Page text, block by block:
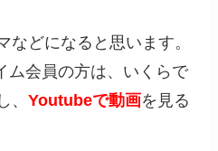
などになると思います。
ム会員の方は、いくらで
、Youtubeで動画を見る